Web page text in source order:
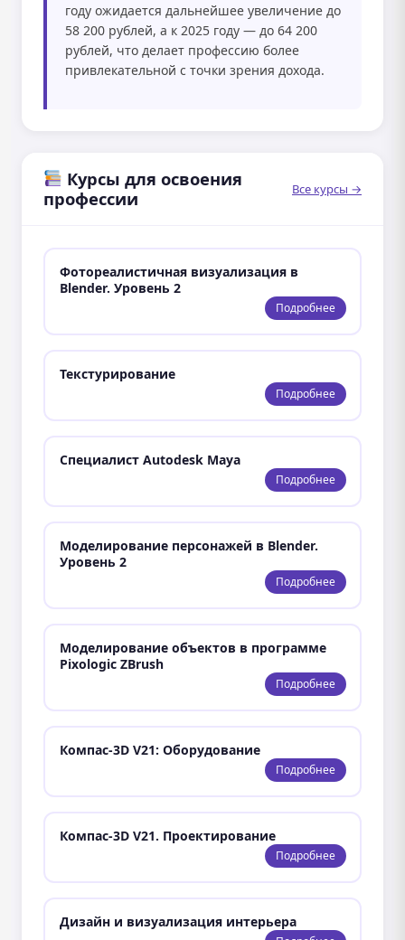
году ожидается дальнейшее увеличение до
58 200 рублей, а к 2025 году — до 64 200
рублей, что делает профессию более
привлекательной с точки зрения дохода.
Курсы для освоения
профессии
Все курсы →
Фотореалистичная визуализация в
Blender. Уровень 2
Подробнее
Текстурирование
Подробнее
Специалист Autodesk Maya
Подробнее
Моделирование персонажей в Blender.
Уровень 2
Подробнее
Моделирование объектов в программе
Pixologic ZBrush
Подробнее
Компас-3D V21: Оборудование
Подробнее
Компас-3D V21. Проектирование
Подробнее
Дизайн и визуализация интерьера